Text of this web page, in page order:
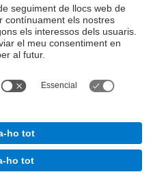
privadesa
d’ús